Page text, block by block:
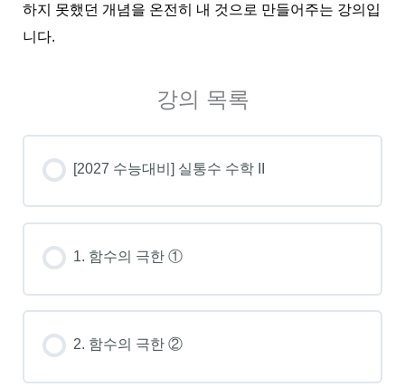
하지 못했던 개념을 온전히 내 것으로 만들어주는 강의입
니다.
강의 목록
[2027 수능대비] 실통수 수학 II
1. 함수의 극한 ①
2. 함수의 극한 ②